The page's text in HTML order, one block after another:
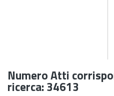
Numero Atti
ricerca: 34613